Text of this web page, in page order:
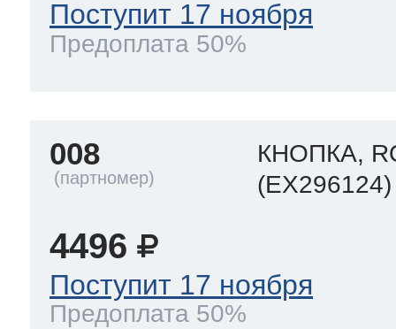
Поступит 17 ноября
Предоплата 50%
008
КНОПКА,
(EX296124)
4496
Поступит 17 ноября
Предоплата 50%